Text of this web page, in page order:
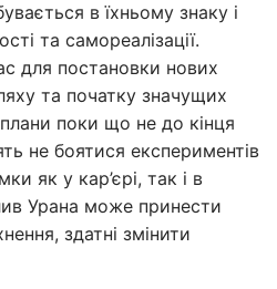
в їхньому знаку і
та самореалізації.
для постановки нових
та початку значущих
поки що не до кінця
не боятися експериментів
як у кар’єрі, так і в
Урана може принести
здатні змінити